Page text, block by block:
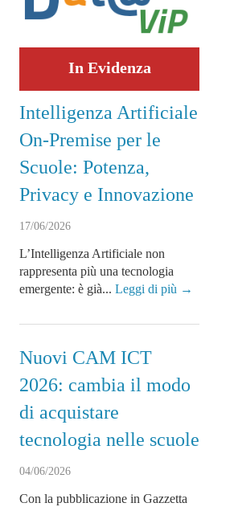
In Evidenza
Intelligenza Artificiale
On-Premise per le
Scuole: Potenza,
Privacy e Innovazione
17/06/2026
L’Intelligenza Artificiale non
rappresenta più una tecnologia
emergente: è già... Leggi di più →
Nuovi CAM ICT
2026: cambia il modo
di acquistare
tecnologia nelle scuole
04/06/2026
Con la pubblicazione in Gazzetta